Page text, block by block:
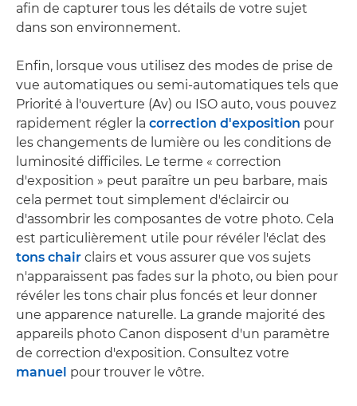
afin de capturer tous les détails de votre sujet
dans son environnement.
Enfin, lorsque vous utilisez des modes de prise de
vue automatiques ou semi-automatiques tels que
Priorité à l'ouverture (Av) ou ISO auto, vous pouvez
rapidement régler la correction d'exposition pour
les changements de lumière ou les conditions de
luminosité difficiles. Le terme « correction
d'exposition » peut paraître un peu barbare, mais
cela permet tout simplement d'éclaircir ou
d'assombrir les composantes de votre photo. Cela
est particulièrement utile pour révéler l'éclat des
tons chair clairs et vous assurer que vos sujets
n'apparaissent pas fades sur la photo, ou bien pour
révéler les tons chair plus foncés et leur donner
une apparence naturelle. La grande majorité des
appareils photo Canon disposent d'un paramètre
de correction d'exposition. Consultez votre
manuel pour trouver le vôtre.